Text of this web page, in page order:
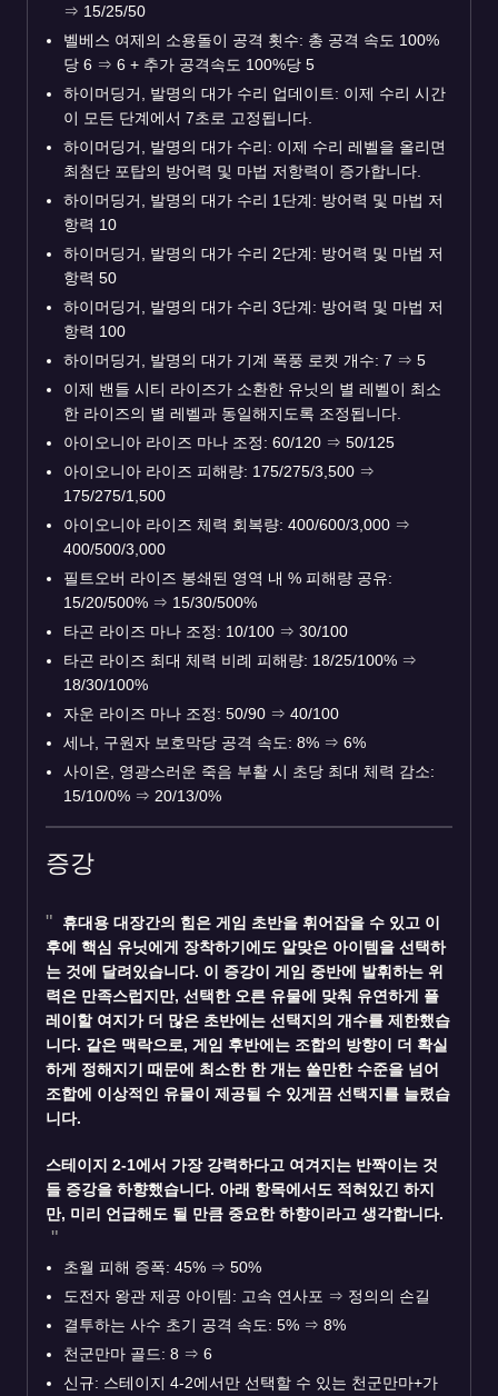
⇒ 15/25/50
벨베스 여제의 소용돌이 공격 횟수: 총 공격 속도 100%
당 6 ⇒ 6 + 추가 공격속도 100%당 5
하이머딩거, 발명의 대가 수리 업데이트: 이제 수리 시간
이 모든 단계에서 7초로 고정됩니다.
하이머딩거, 발명의 대가 수리: 이제 수리 레벨을 올리면
최첨단 포탑의 방어력 및 마법 저항력이 증가합니다.
하이머딩거, 발명의 대가 수리 1단계: 방어력 및 마법 저
항력 10
하이머딩거, 발명의 대가 수리 2단계: 방어력 및 마법 저
항력 50
하이머딩거, 발명의 대가 수리 3단계: 방어력 및 마법 저
항력 100
하이머딩거, 발명의 대가 기계 폭풍 로켓 개수: 7 ⇒ 5
이제 밴들 시티 라이즈가 소환한 유닛의 별 레벨이 최소
한 라이즈의 별 레벨과 동일해지도록 조정됩니다.
아이오니아 라이즈 마나 조정: 60/120 ⇒ 50/125
아이오니아 라이즈 피해량: 175/275/3,500 ⇒
175/275/1,500
아이오니아 라이즈 체력 회복량: 400/600/3,000 ⇒
400/500/3,000
필트오버 라이즈 봉쇄된 영역 내 % 피해량 공유:
15/20/500% ⇒ 15/30/500%
타곤 라이즈 마나 조정: 10/100 ⇒ 30/100
타곤 라이즈 최대 체력 비례 피해량: 18/25/100% ⇒
18/30/100%
자운 라이즈 마나 조정: 50/90 ⇒ 40/100
세나, 구원자 보호막당 공격 속도: 8% ⇒ 6%
사이온, 영광스러운 죽음 부활 시 초당 최대 체력 감소:
15/10/0% ⇒ 20/13/0%
증강
휴대용 대장간의 힘은 게임 초반을 휘어잡을 수 있고 이
후에 핵심 유닛에게 장착하기에도 알맞은 아이템을 선택하
는 것에 달려있습니다. 이 증강이 게임 중반에 발휘하는 위
력은 만족스럽지만, 선택한 오른 유물에 맞춰 유연하게 플
레이할 여지가 더 많은 초반에는 선택지의 개수를 제한했습
니다. 같은 맥락으로, 게임 후반에는 조합의 방향이 더 확실
하게 정해지기 때문에 최소한 한 개는 쓸만한 수준을 넘어
조합에 이상적인 유물이 제공될 수 있게끔 선택지를 늘렸습
니다.
스테이지 2-1에서 가장 강력하다고 여겨지는 반짝이는 것
들 증강을 하향했습니다. 아래 항목에서도 적혀있긴 하지
만, 미리 언급해도 될 만큼 중요한 하향이라고 생각합니다.
초월 피해 증폭: 45% ⇒ 50%
도전자 왕관 제공 아이템: 고속 연사포 ⇒ 정의의 손길
결투하는 사수 초기 공격 속도: 5% ⇒ 8%
천군만마 골드: 8 ⇒ 6
신규: 스테이지 4-2에서만 선택할 수 있는 천군만마+가